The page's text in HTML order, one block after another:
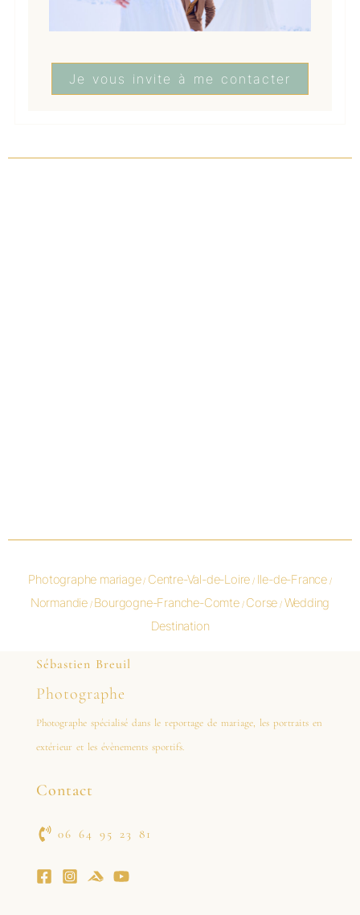
Je vous invite à me contacter
Photographe mariage/ Centre-Val-de-Loire / Ile-de-France /
Normandie/ Bourgogne-Franche-Comte/ Corse / Wedding
Destination
Sébastien Breuil
Photographe
Photographe spécialisé dans le reportage de mariage, les portraits en
extérieur et les évènements sportifs.
Contact
06 64 95 23 81